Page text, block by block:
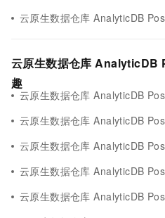
云原生数据仓库 AnalyticDB
云原生数据仓库 AnalyticDB
趣
云原生数据仓库 AnalyticDB
云原生数据仓库 AnalyticDB
云原生数据仓库 AnalyticDB
云原生数据仓库 AnalyticDB
云原生数据仓库 AnalyticDB